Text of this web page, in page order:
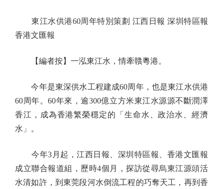
東江水供港60周年特別策劃 江西日報 深圳特區報
香港文匯報
【編者按】一泓東江水，情牽贛粵港。
今年是東深供水工程建成60周年，也是東江水供港
60周年。60年來，逾300億立方米東江水源源不斷潤澤
香江，成為香港繁榮穩定的「生命水、政治水、經濟
水」。
今年3月起，江西日報、深圳特區報、香港文匯報
成立聯合報道組，歷時4個月，探訪從尋烏東江源頭活
水清如許，到東莞段河水倒流工程的巧奪天工，再到香